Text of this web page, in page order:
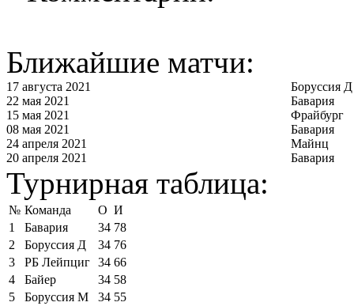
Ближайшие матчи:
17 августа 2021
Боруссия Д
22 мая 2021
Бавария
15 мая 2021
Фрайбург
08 мая 2021
Бавария
24 апреля 2021
Майнц
20 апреля 2021
Бавария
Турнирная таблица:
№ Команда О И
1
Бавария 34 78
2
Боруссия Д 34 76
3
РБ Лейпциг 34 66
4
Байер 34 58
5
Боруссия М 34 55